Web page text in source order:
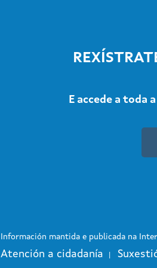
E accede a toda
Información mantida e publicada na
Atención a cidadanía